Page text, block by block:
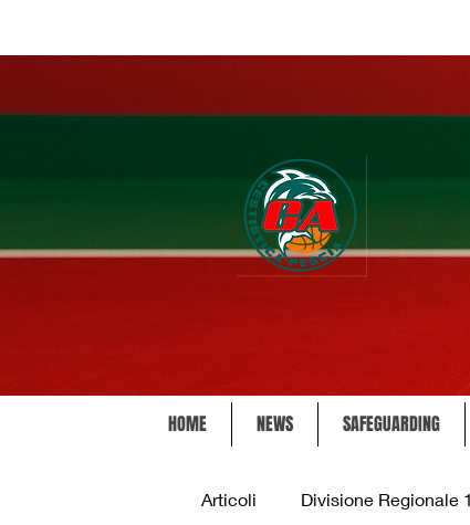
HOME NEWS SAFEGUARDING
Articoli Divisione Regionale 1